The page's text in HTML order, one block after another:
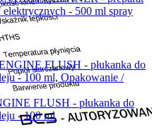
- 500 ml spray
FLUSH - płukanka do
- 100 ml